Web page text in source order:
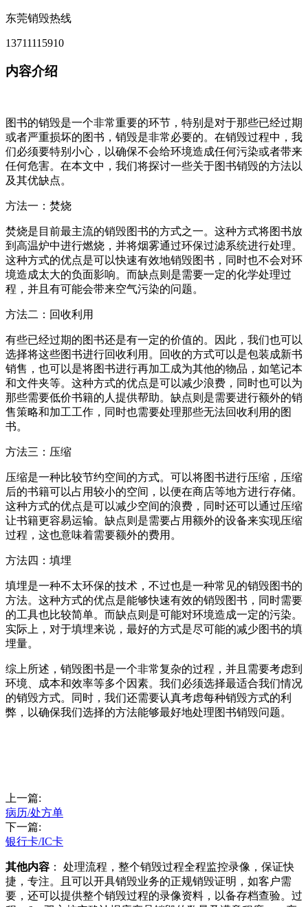
东莞销毁热线
13711115910
内容介绍
图书的销毁是一个非常重要的环节，特别是对于那些已经过期
或者严重损坏的图书，销毁是非常必要的。在销毁过程中，我
们必须要特别小心，以确保不会给环境造成任何污染或者带来
任何危害。在本文中，我们将探讨一些关于图书销毁的方法以
及其优缺点。
方法一：焚烧
焚烧是目前最主流的销毁图书的方式之一。这种方式将图书放
到高温炉中进行燃烧，并将烟雾通过环保过滤系统进行处理。
这种方式的优点是可以快速有效地销毁图书，同时也不会对环
境造成太大的负面影响。而缺点则是需要一定的化学处理过
程，并且有可能会带来空气污染的问题。
方法二：回收利用
有些已经过期的图书还是有一定的价值的。因此，我们也可以
选择将这些图书进行回收利用。回收的方式可以是包装成新书
销售，也可以是将图书进行再加工成为其他的物品，如笔记本
和文件夹等。这种方式的优点是可以减少浪费，同时也可以为
那些需要低价书籍的人提供帮助。缺点则是需要进行额外的销
售策略和加工工作，同时也需要处理那些无法回收利用的图
书。
方法三：压缩
压缩是一种比较节约空间的方式。可以将图书进行压缩，压缩
后的书籍可以占用较小的空间，以便在商店等地方进行存储。
这种方式的优点是可以减少空间的浪费，同时还可以通过压缩
让书籍更容易运输。缺点则是需要占用额外的设备来实现压缩
过程，这也意味着需要额外的费用。
方法四：填埋
填埋是一种不太环保的技术，不过也是一种常见的销毁图书的
方法。这种方式的优点是能够快速有效的销毁图书，同时需要
的工具也比较简单。而缺点则是可能对环境造成一定的污染。
实际上，对于填埋来说，最好的方式是尽可能的减少图书的填
埋量。
综上所述，销毁图书是一个非常复杂的过程，并且需要考虑到
环境、成本和效率等多个因素。我们必须选择最适合我们情况
的销毁方式。同时，我们还需要认真考虑每种销毁方式的利
弊，以确保我们选择的方法能够最好地处理图书销毁问题。
上一篇:
病历/处方单
下一篇:
银行卡/IC卡
其他内容 ： 处理流程，整个销毁过程全程监控录像，保证快
捷，专注。且可以开具销毁业务的正规销毁证明，如客户需
要，还可以提供整个销毁过程的录像资料，以备存档查验。过